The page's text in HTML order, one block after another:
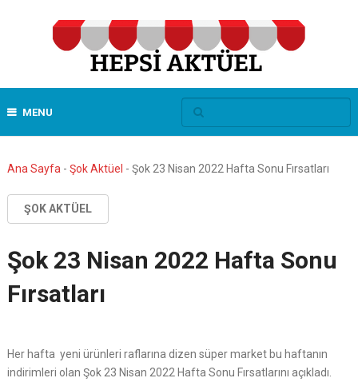
MENU
Ana Sayfa - Şok Aktüel - Şok 23 Nisan 2022 Hafta Sonu Fırsatları
ŞOK AKTÜEL
Şok 23 Nisan 2022 Hafta Sonu
Fırsatları
Her hafta yeni ürünleri raflarına dizen süper market bu haftanın
indirimleri olan Şok 23 Nisan 2022 Hafta Sonu Fırsatlarını açıkladı.